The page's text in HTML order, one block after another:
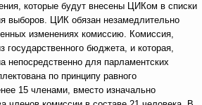
которые будут внесены ЦИКом в списки
выборов. ЦИК обязан незамедлительно
изменениях комиссию. Комиссия,
государственного бюджета, и которая,
непосредственно для парламентских
по принципу равного
15 членами, вместо изначально